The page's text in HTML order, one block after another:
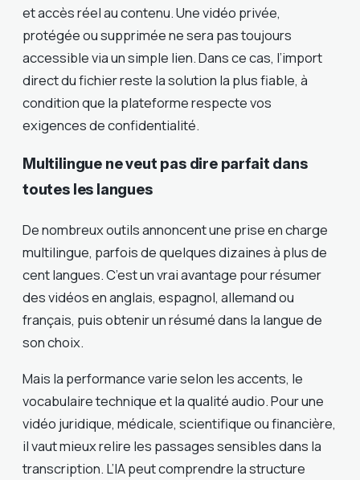
et accès réel au contenu. Une vidéo privée,
protégée ou supprimée ne sera pas toujours
accessible via un simple lien. Dans ce cas, l’import
direct du fichier reste la solution la plus fiable, à
condition que la plateforme respecte vos
exigences de confidentialité.
Multilingue ne veut pas dire parfait dans
toutes les langues
De nombreux outils annoncent une prise en charge
multilingue, parfois de quelques dizaines à plus de
cent langues. C’est un vrai avantage pour résumer
des vidéos en anglais, espagnol, allemand ou
français, puis obtenir un résumé dans la langue de
son choix.
Mais la performance varie selon les accents, le
vocabulaire technique et la qualité audio. Pour une
vidéo juridique, médicale, scientifique ou financière,
il vaut mieux relire les passages sensibles dans la
transcription. L’IA peut comprendre la structure